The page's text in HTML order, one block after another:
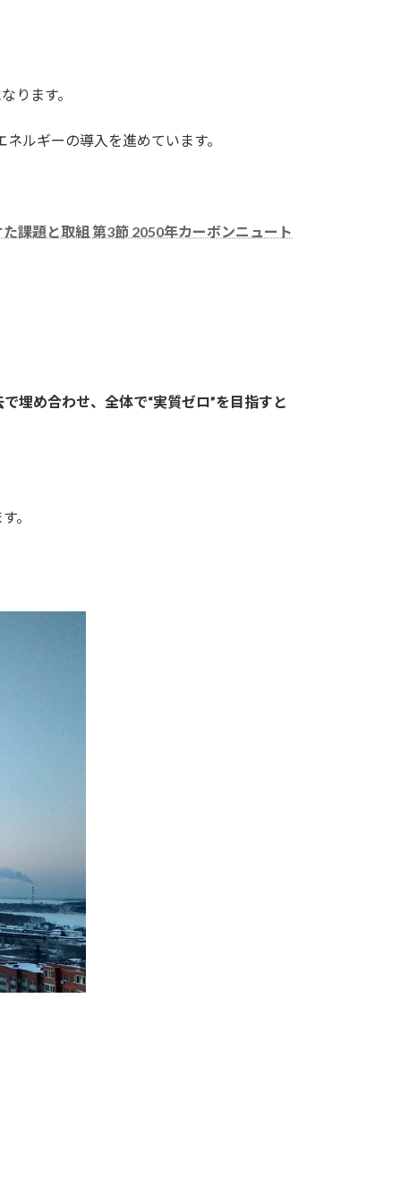
ります。
ルギーの導入を進めています。
課題と取組 第3節 2050年カーボンニュート
埋め合わせ、全体で“実質ゼロ”を目指すと
。